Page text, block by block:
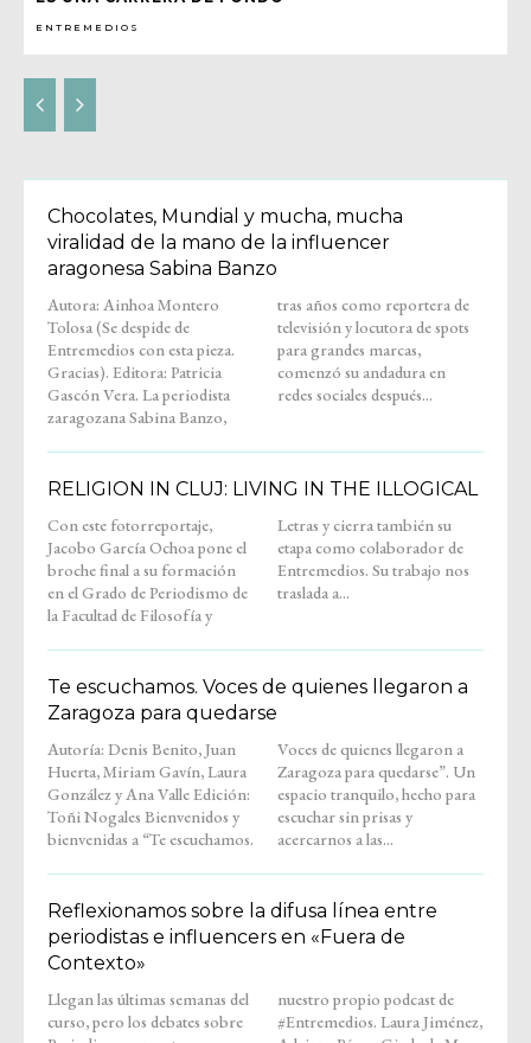
ENTREMEDIOS
Chocolates, Mundial y mucha, mucha
viralidad de la mano de la influencer
aragonesa Sabina Banzo
Autora: Ainhoa Montero
Tolosa (Se despide de
Entremedios con esta pieza.
Gracias). Editora: Patricia
Gascón Vera. La periodista
zaragozana Sabina Banzo,
tras años como reportera de
televisión y locutora de spots
para grandes marcas,
comenzó su andadura en
redes sociales después...
RELIGION IN CLUJ: LIVING IN THE ILLOGICAL
Con este fotorreportaje,
Jacobo García Ochoa pone el
broche final a su formación
en el Grado de Periodismo de
la Facultad de Filosofía y
Letras y cierra también su
etapa como colaborador de
Entremedios. Su trabajo nos
traslada a...
Te escuchamos. Voces de quienes llegaron a
Zaragoza para quedarse
Autoría: Denis Benito, Juan
Huerta, Miriam Gavín, Laura
González y Ana Valle Edición:
Toñi Nogales Bienvenidos y
bienvenidas a “Te escuchamos.
Voces de quienes llegaron a
Zaragoza para quedarse”. Un
espacio tranquilo, hecho para
escuchar sin prisas y
acercarnos a las...
Reflexionamos sobre la difusa línea entre
periodistas e influencers en «Fuera de
Contexto»
Llegan las últimas semanas del
curso, pero los debates sobre
nuestro propio podcast de
#Entremedios. Laura Jiménez,